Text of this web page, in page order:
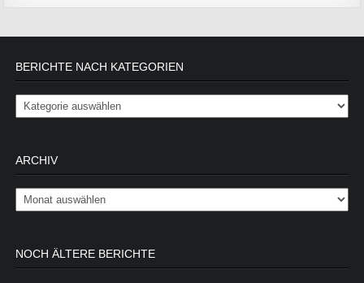
BERICHTE NACH KATEGORIEN
Berichte nach Kategorien
ARCHIV
Archiv
NOCH ÄLTERE BERICHTE